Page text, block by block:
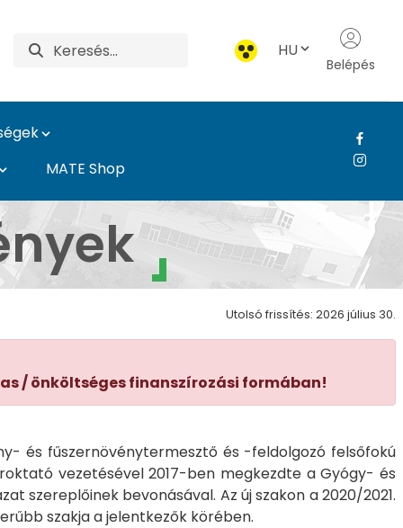
HU
Belépés
MATE Shop
Utolsó frissítés: 2026 július 30.
/ önköltséges finanszírozási formában!
és fűszernövénytermesztő és -feldolgozó felsőfokú
vezetésével 2017-ben megkezdte a Gyógy- és
szereplőinek bevonásával. Az új szakon a 2020/2021.
szakja a jelentkezők körében.